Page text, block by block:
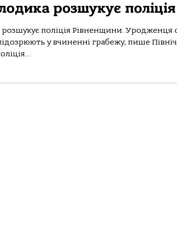
розшукує поліція
розшукує поліція Рівненщини. Уродженця
у вчиненні грабежу, пише